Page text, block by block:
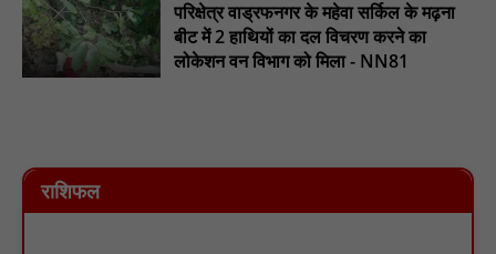
परिक्षेत्र वाड्रफनगर के महेवा सर्किल के मढ़ना
बीट में 2 हाथियों का दल विचरण करने का
लोकेशन वन विभाग को मिला - NN81
राशिफल